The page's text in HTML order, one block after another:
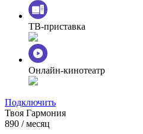
ТВ-приставка
Онлайн-кинотеатр
Подключить
Твоя Гармония
890 / месяц